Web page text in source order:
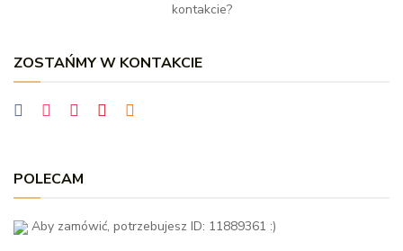
kontakcie?
ZOSTAŃMY W KONTAKCIE
POLECAM
Aby zamówić, potrzebujesz ID: 11889361 :)